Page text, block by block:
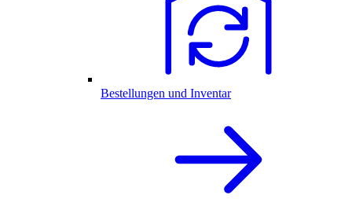
Bestellungen und Inventar